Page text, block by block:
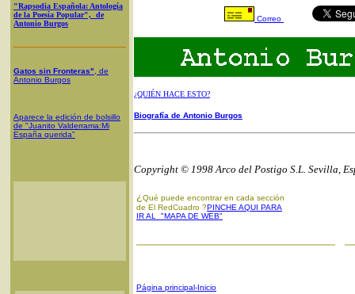
"Rapsodia Española: Antología
de la Poesía Popular", de
Antonio Burgos
Gatos sin Fronteras" , de
Antonio Burgos
Aparece la edición de bolsillo
de "Juanito Valderrama:Mi
España querida"
Correo
¿QUIÉN HACE ESTO?
Biografía de Antonio Burgos
Copyright © 1998 Arco del Postigo S.L. Sevilla,
¿ Qué puede encontrar en cada sección
de El RedCuadro ?PINCHE AQUI PARA
IR AL "MAPA DE WEB"
Página principal-Inicio